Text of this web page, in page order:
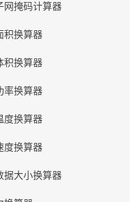
网掩码计算器
积换算器
积换算器
率换算器
度换算器
度换算器
据大小换算器